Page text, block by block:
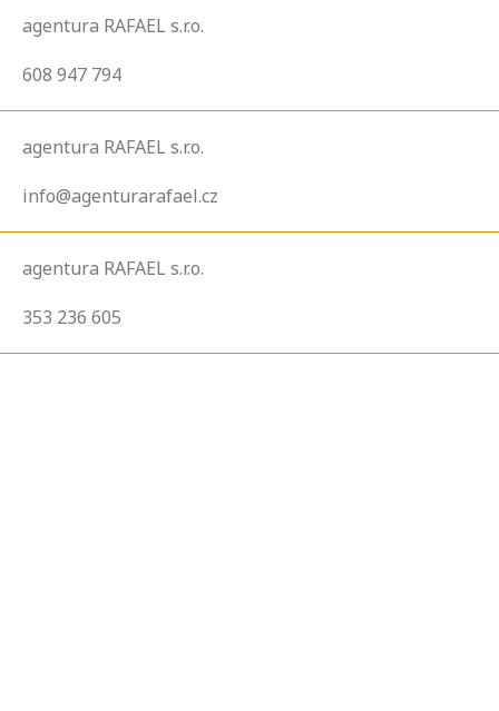
agentura RAFAEL s.r.o.
608 947 794
agentura RAFAEL s.r.o.
info@agenturarafael.cz
agentura RAFAEL s.r.o.
353 236 605